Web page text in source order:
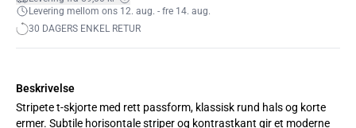
Levering mellom ons 12. aug. - fre 14. aug.
30 DAGERS ENKEL RETUR
Beskrivelse
Stripete t-skjorte med rett passform, klassisk rund hals og korte
ermer. Subtile horisontale striper og kontrastkant gir et moderne